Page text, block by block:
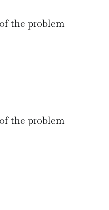
the problem
the problem